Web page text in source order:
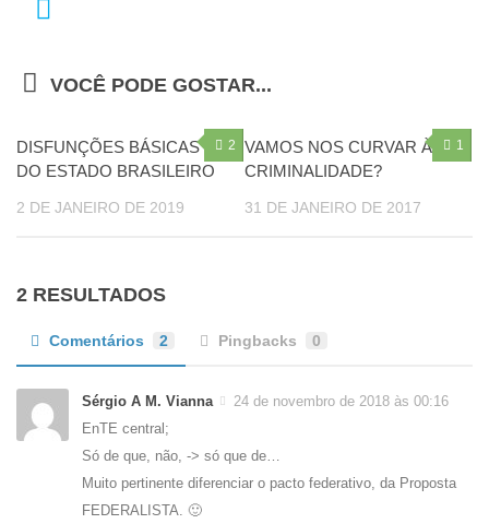
VOCÊ PODE GOSTAR...
2
DISFUNÇÕES BÁSICAS
DO ESTADO BRASILEIRO
2 DE JANEIRO DE 2019
1
VAMOS NOS CURVAR À
CRIMINALIDADE?
31 DE JANEIRO DE 2017
2 RESULTADOS
Comentários 2 Pingbacks 0
Sérgio A M. Vianna
24 de novembro de 2018 às 00:16
EnTE central;
Só de que, não, -> só que de…
Muito pertinente diferenciar o pacto federativo, da Proposta
FEDERALISTA. 🙂